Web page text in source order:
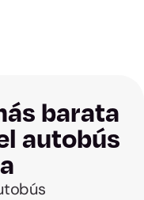
barata
autobús